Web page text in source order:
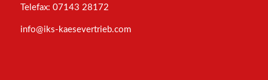
Telefax: 07143 28172
info@iks-kaesevertrieb.com